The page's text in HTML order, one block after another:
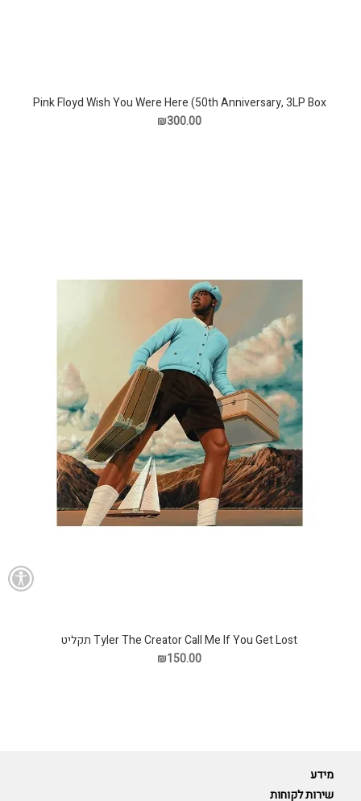
Pink Floyd Wish You Were Here (50th Anniversary, 3LP Box
Set) תקליט
₪300.00
Tyler The Creator Call Me If You Get Lost תקליט
₪150.00
מידע
שירות לקוחות